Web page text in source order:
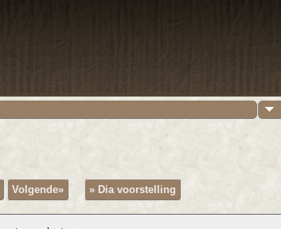
Volgende» » Dia voorstelling